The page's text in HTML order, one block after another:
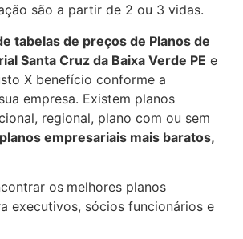
são a partir de 2 ou 3 vidas.
tabelas de preços de Planos de
Santa Cruz da Baixa Verde PE e
X benefício conforme a
empresa. Existem planos
regional, plano com ou sem
planos empresariais mais baratos,
os melhores planos
executivos, sócios funcionários e